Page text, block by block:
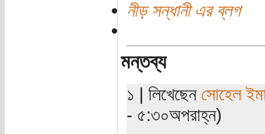
নীড় সন্ধানী এর ব্লগ
মন্তব্য
১ | লিখেছেন সোহেল
- ৫:৩০অপরাহ্ন)